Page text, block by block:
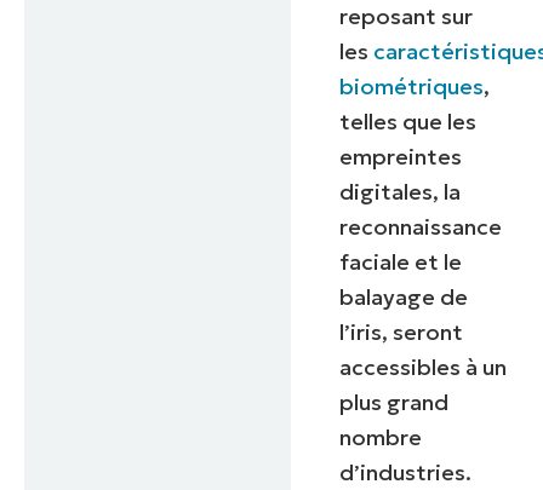
reposant sur
les
biométriques,
telles que les
empreintes
digitales, la
reconnaissance
faciale et le
balayage de
l’iris, seront
accessibles à un
plus grand
nombre
d’industries.